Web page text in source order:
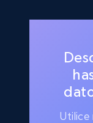
Utilice